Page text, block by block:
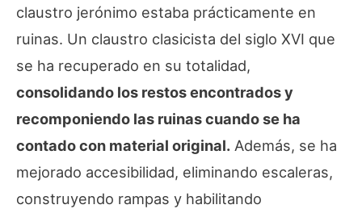
claustro jerónimo estaba prácticamente en
ruinas. Un claustro clasicista del siglo XVI que
se ha recuperado en su totalidad,
consolidando los restos encontrados y
recomponiendo las ruinas cuando se ha
contado con material original. Además, se ha
mejorado accesibilidad, eliminando escaleras,
construyendo rampas y habilitando